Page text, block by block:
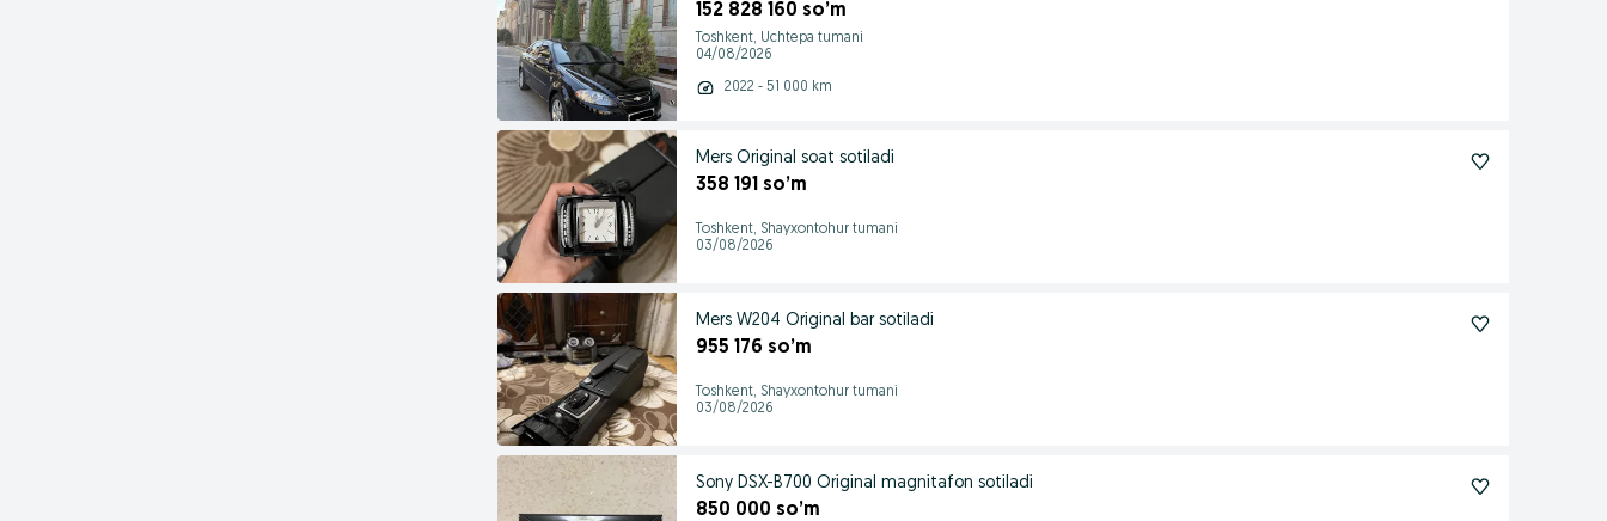
152 828 160 so’m
Toshkent, Uchtepa tumani
04/08/2026
2022 - 51 000 km
Mers Original soat sotiladi
358 191 so’m
Toshkent, Shayxontohur tumani
03/08/2026
Mers W204 Original bar sotiladi
955 176 so’m
Toshkent, Shayxontohur tumani
03/08/2026
Sony DSX-B700 Original magnitafon sotiladi
850 000 so’m